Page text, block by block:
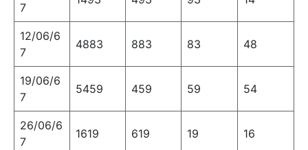
7
12/06/6
7
4883 883 83 48
19/06/6
7
5459 459 59 54
26/06/6
7
1619 619 19 16